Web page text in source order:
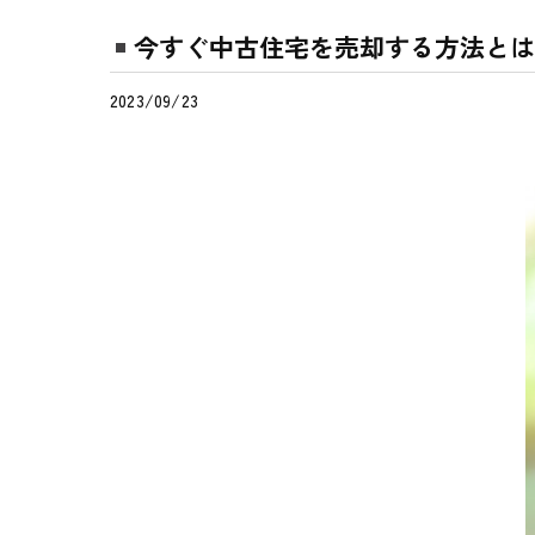
今すぐ中古住宅を売却する方法と
2023/09/23